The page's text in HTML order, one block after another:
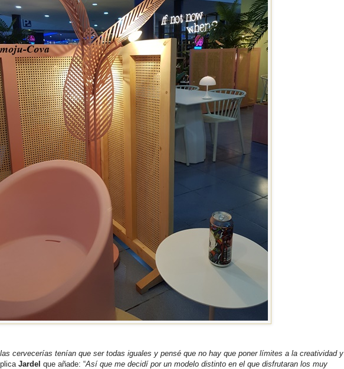
cervecerías tenían que ser todas iguales y pensé que no hay que poner límites a la creatividad y
Jardel que añade: “Así que me decidí por un modelo distinto en el que disfrutaran los muy